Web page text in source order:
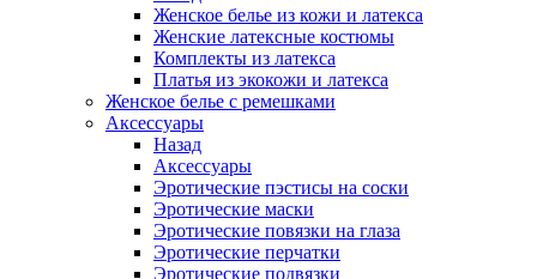
Женское белье из кожи и латекса
Женские латексные костюмы
Комплекты из латекса
Платья из экокожи и латекса
Женское белье с ремешками
Аксессуары
Назад
Аксессуары
Эротические пэстисы на соски
Эротические маски
Эротические повязки на глаза
Эротические перчатки
Эротические подвязки